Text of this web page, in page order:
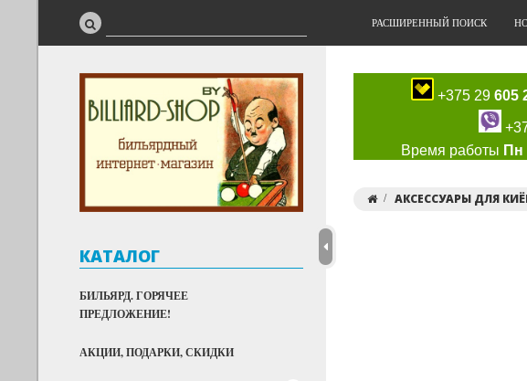
РАСШИРЕННЫЙ ПОИСК
КАТАЛОГ
БИЛЬЯРД. ГОРЯЧЕЕ
ПРЕДЛОЖЕНИЕ!
АКЦИИ, ПОДАРКИ, СКИДКИ
+375 29 605
Время работы Пн
АКСЕССУАРЫ ДЛЯ